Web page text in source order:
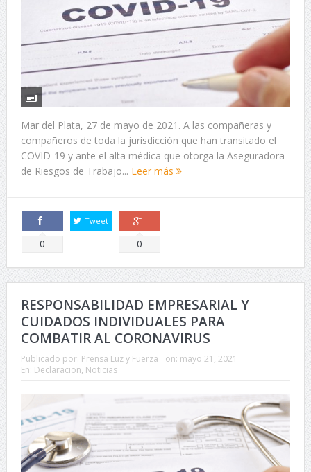
Mar del Plata, 27 de mayo de 2021. A las compañeras y
compañeros de toda la jurisdicción que han transitado el
COVID-19 y ante el alta médica que otorga la Aseguradora
de Riesgos de Trabajo... Leer más
Comparte
0
Tweet
Comparte
0
RESPONSABILIDAD EMPRESARIAL Y
CUIDADOS INDIVIDUALES PARA
COMBATIR AL CORONAVIRUS
Publicado por: Prensa Luz y Fuerza on: mayo 21, 2021
En: Declaracion, Noticias